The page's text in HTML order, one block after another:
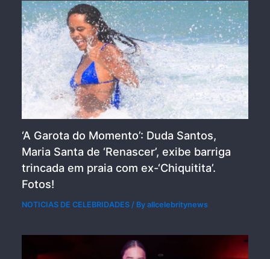
‘A Garota do Momento’: Duda Santos,
Maria Santa de ‘Renascer’, exibe barriga
trincada em praia com ex-‘Chiquitita’.
Fotos!
NOTICIAS DE CELEBRIDADES / Byallcelebritynews